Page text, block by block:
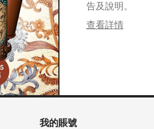
告及說明。
查看詳情
我的賬號